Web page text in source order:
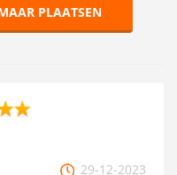
PLAATSEN
29-12-2023